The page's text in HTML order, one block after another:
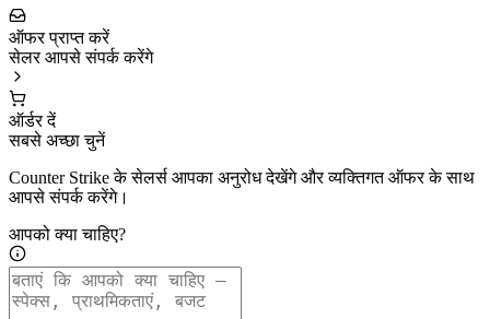
ऑफर प्राप्त करें
सेलर आपसे संपर्क करेंगे
ऑर्डर दें
सबसे अच्छा चुनें
Counter Strike के सेलर्स आपका अनुरोध देखेंगे और व्यक्तिगत ऑफर के साथ
आपसे संपर्क करेंगे।
आपको क्या चाहिए?